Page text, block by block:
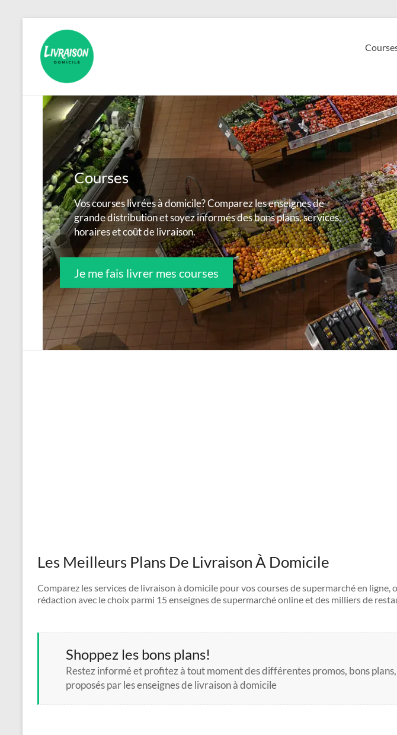
contenuLivraison
Domicile
Courses
Vos courses livrées à domicile? Comparez les enseignes de
grande distribution et soyez informés des bons plans, services,
horaires et coût de livraison.
Je me fais livrer mes courses
Les Meilleurs Plans De Livraison À Domicile
Comparez les services de livraison à domicile pour vos courses de supermarché en
rédaction avec le choix parmi 15 enseignes de supermarché online et des milliers de
Shoppez les bons plans!
Restez informé et profitez à tout moment des différentes promos, bons
proposés par les enseignes de livraison à domicile